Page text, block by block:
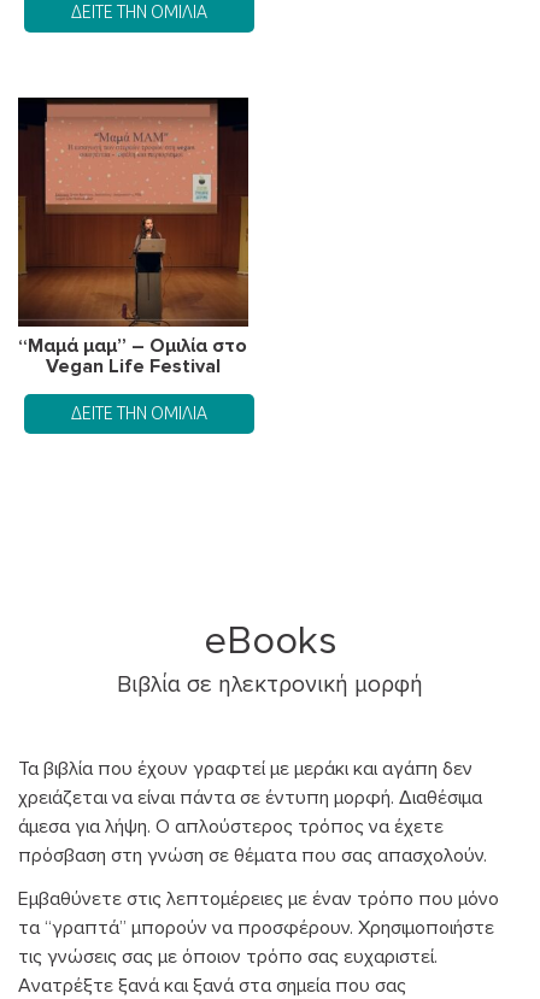
ΔΕΊΤΕ ΤΗΝ ΟΜΙΛΊΑ
“Μαμά μαμ” – Ομιλία στο
Vegan Life Festival
ΔΕΊΤΕ ΤΗΝ ΟΜΙΛΊΑ
eBooks
Βιβλία σε ηλεκτρονική μορφή
Τα βιβλία που έχουν γραφτεί με μεράκι και αγάπη δεν
χρειάζεται να είναι πάντα σε έντυπη μορφή. Διαθέσιμα
άμεσα για λήψη. Ο απλούστερος τρόπος να έχετε
πρόσβαση στη γνώση σε θέματα που σας απασχολούν.
Εμβαθύνετε στις λεπτομέρειες με έναν τρόπο που μόνο
τα “γραπτά” μπορούν να προσφέρουν. Χρησιμοποιήστε
τις γνώσεις σας με όποιον τρόπο σας ευχαριστεί.
Ανατρέξτε ξανά και ξανά στα σημεία που σας